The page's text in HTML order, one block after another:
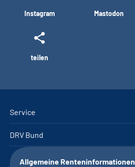
Instagram Mastodon
teilen
Service
DRV Bund
Allgemeine Renteninformationen